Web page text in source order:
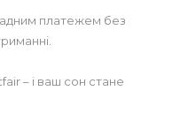
платежем без
– і ваш сон стане